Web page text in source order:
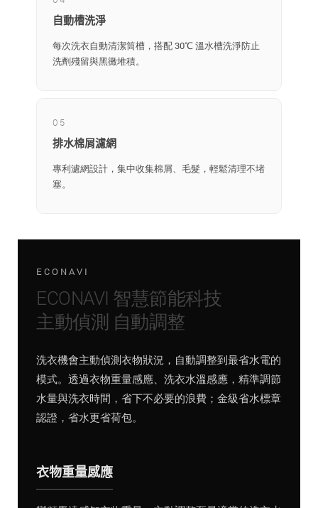
自動槽洗淨
每次洗衣自動清潔筒槽，搭配 30℃ 溫水槽洗淨防止
洗劑殘留與黑黴堆積。
05
排水棉屑濾網
專利濾網設計，集中收集棉屑、毛髮，輕鬆清理不堵
塞。
ECONAVI
ECONAVI 智慧節能科技
主動偵測 自動調整
洗衣機會主動偵測衣物狀況，自動調整到最省水電的
模式。透過衣物重量感應、洗衣水溫感應，精準調節
水量與洗衣時間，省下不必要的浪費；金級省水標章
認證，省水更省荷包。
衣物重量感應